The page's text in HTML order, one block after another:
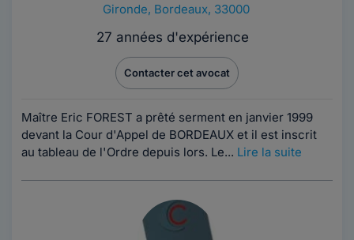
Gironde, Bordeaux, 33000
27 années d'expérience
Contacter cet avocat
Maître Eric FOREST a prêté serment en janvier 1999
devant la Cour d'Appel de BORDEAUX et il est inscrit
au tableau de l'Ordre depuis lors. Le... Lire la suite